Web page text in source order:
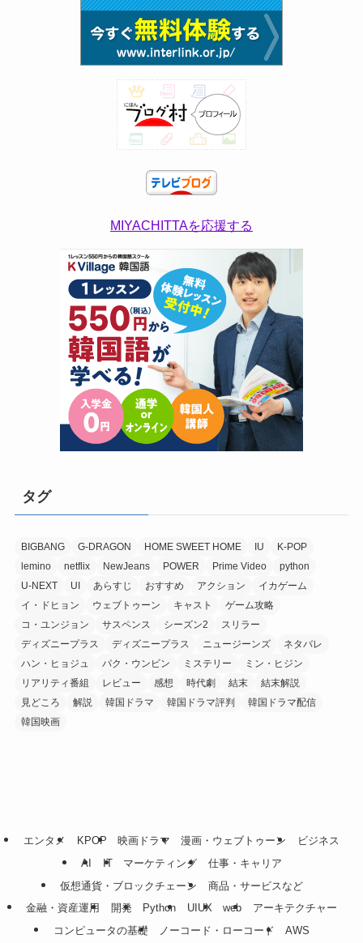
MIYACHITTAを応援する
タグ
BIGBANG G-DRAGON HOME SWEET HOME IU
K-POP
lemino
netflix NewJeans POWER Prime Video
python
U-NEXT
UI あらすじ おすすめ アクション
イカゲーム
イ・ドヒョン
ウェブトゥーン キャスト
ゲーム攻略
コ・ユンジョン
サスペンス シーズン2
スリラー
ディズニープラス
ディズニープラス ニュージーンズ
ネタバレ
ハン・ヒョジュ
パク・ウンビン ミステリー
ミン・ヒジン
リアリティ番組
レビュー 感想 時代劇 結末
結末解説
見どころ
解説 韓国ドラマ 韓国ドラマ評判
韓国ドラマ配信
韓国映画
エンタメ KPOP 映画ドラマ 漫画・ウェブトゥーン
ビジネス
AI
IT マーケティング
仕事・キャリア
仮想通貨・ブロックチェーン
商品・サービスなど
金融・資産運用
開発 Python UIUX web
アーキテクチャー
コンピュータの基礎
ノーコード・ローコード AWS